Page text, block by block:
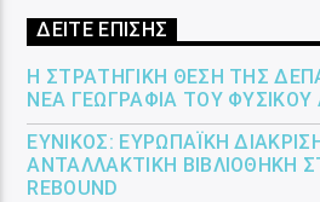
ΔΕΙΤΕ ΕΠΙΣΗΣ
Η ΣΤΡΑΤΗΓΙΚΉ ΘΈΣΗ ΤΗΣ
ΝΈΑ ΓΕΩΓΡΑΦΊΑ ΤΟΥ ΦΥΣΙΚΟΎ
ΕΎΝΙΚΟΣ: ΕΥΡΩΠΑΪΚΉ
ΑΝΤΑΛΛΑΚΤΙΚΉ ΒΙΒΛΙΟΘΉΚΗ
REBOUND